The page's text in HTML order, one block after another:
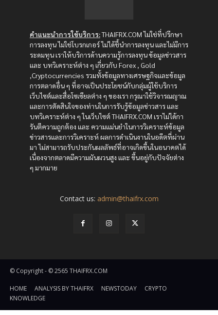
คำแนะนำการใช้บริการ:THAIFRX.COM ไม่ใช่ที่ปรึกษา
การลงทุน ไม่ใช่โบรกเกอร์ ไม่ได้ชี้นำการลงทุน และไม่มีการ
ระดมทุน เราให้บริการด้านความรู้การลงทุน ข้อมูลข่าวสาร
และ บทวิเคราะห์ต่าง ๆ เกี่ยวกับ Forex , Gold
,Cryptocurrencies รวมทั้งข้อมูลทางเศรษฐกิจและข้อมูล
การตลาดอื่น ๆ ที่อาจเป็นประโยชน์กับกลุ่มผู้ใช้บริการ
เว็บไซต์และสื่อโซเซียลต่าง ๆ ของเรา กรุณาใช้วิจารณญาณ
และการตัดสินใจของท่านในการรับรู้ข้อมูลข่าวสาร และ
บทวิเคราะห์ต่าง ๆ ในเว็บไซต์ THAIFRX.COM เราไม่ได้กา
รันตีความถูกต้อง และ ความแม่นยำในการวิเคราะห์ข้อมูล
ข่าวสารและการวิเคราะห์ ผลการดำเนินงานในอดีตที่ผ่าน
มา ไม่สามารถรับประกันผลลัพธ์ที่อาจเกิดขึ้นในอนาคตได้
เนื่องจากตลาดมีความผันผวนสูง และ ขึ้นอยู่กับปัจจัยต่าง
ๆ มากมาย
Contact us: admin@thaifrx.com
© Copyright - © 2565 THAIFRX.COM
HOME ANALYSIS BY THAIFRX NEWSTODAY
CRYPTO
KNOWLEDGE